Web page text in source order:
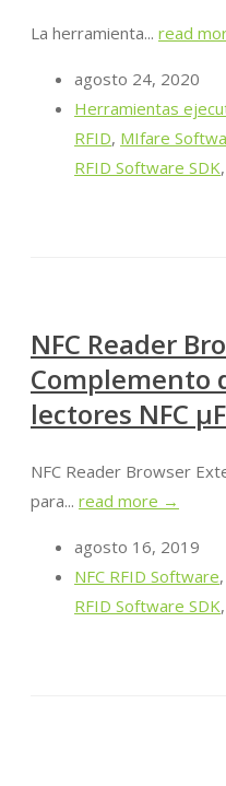
La herramienta... read
agosto 24, 2020
Herramientas
RFID, MIfare
RFID Software SDK,
NFC Reader
Complemento
lectores NFC
NFC Reader Browser
para... read more →
agosto 16, 2019
NFC RFID Software,
RFID Software SDK,